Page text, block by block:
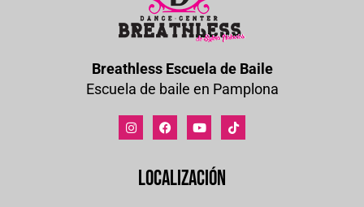
Breathless Escuela de Baile
Escuela de baile en Pamplona
Localización